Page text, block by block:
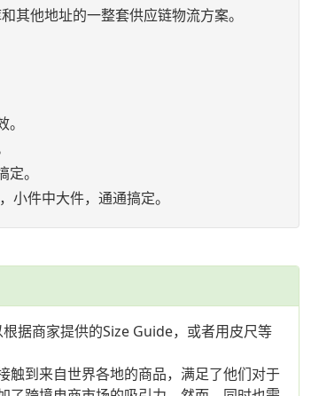
其他地址的一整套供应链物流方案。
。
小件中大件，通通搞定。
据商家提供的Size Guide，或者用皮尺等
触到来自世界各地的商品，满足了他们对于